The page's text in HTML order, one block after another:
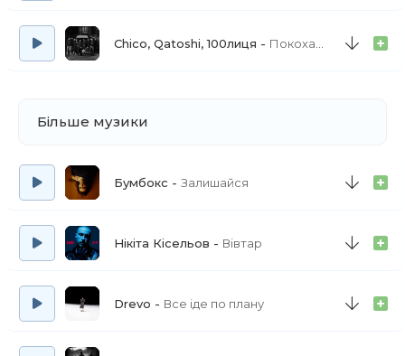
Chico, Qatoshi, 100лиця Покохай мене
Більше музики
Бумбокс Залишайся
Нікіта Кісельов Вівтар
Drevo Все іде по плану